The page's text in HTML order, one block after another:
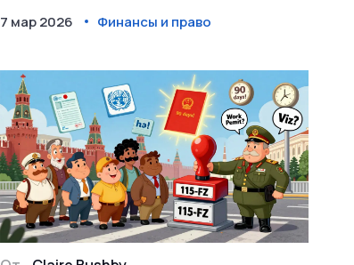
7 мар 2026 Финансы и право